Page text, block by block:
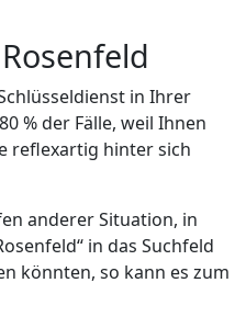
in Ihrer
% der Fälle, weil Ihnen
reflexartig hinter sich
anderer Situation, in
in das Suchfeld
könnten, so kann es zum